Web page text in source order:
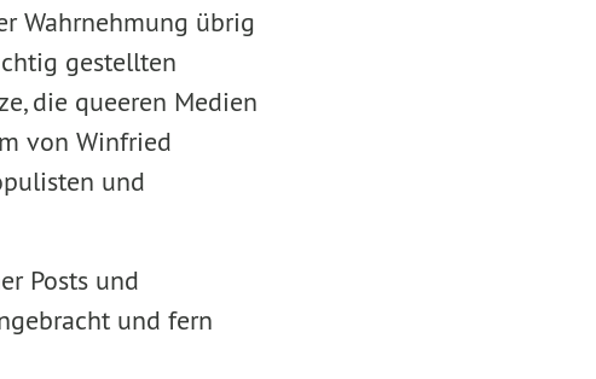
Wahrnehmung übrig
gestellten
die queeren Medien
von Winfried
und
Posts und
und fern